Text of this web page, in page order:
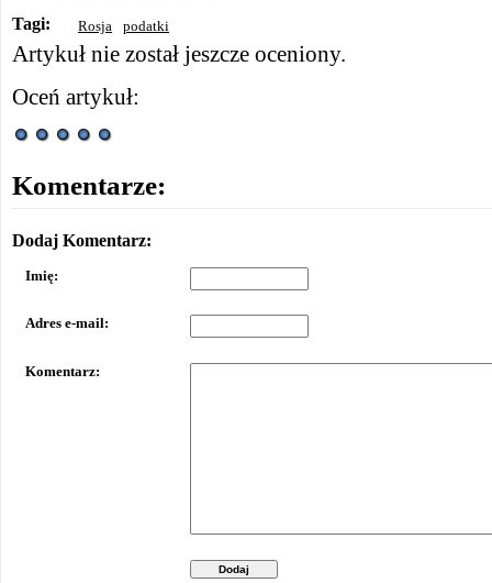
Tagi: Rosja podatki
Artykuł nie został jeszcze oceniony.
Oceń artykuł:
Komentarze:
Dodaj Komentarz:
Imię:
Adres e-mail:
Komentarz:
Dodaj